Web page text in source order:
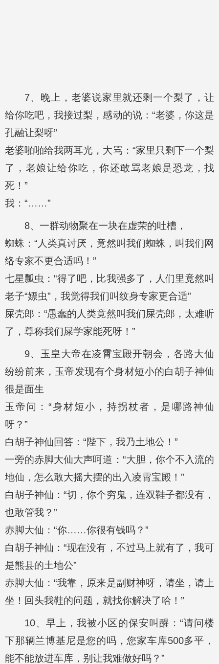
7、晚上，老婆说家里就还剩一个梨了，让
给你吃吧，我接过梨，感动的说：“老婆，你这是
孔融让梨呀”
老婆啪啪给我两耳光，大骂：“家里只剩下一个梨
了，老娘让给你吃，你还敢骂老娘是恐龙，找
死！”
我：“……”
8、一群动物聚在一块在虚荣的吐槽，
蜘蛛：“人类真讨厌，竟然叫我们蜘蛛，叫我们网
络专家不更合适吗！”
七星瓢虫：“得了吧，比我强多了，人们里竟然叫
老子“嫖虫”，我觉得我们叫纹身专家更合适”
屎壳郎：“愚蠢的人类竟然叫我们屎壳郎，太难听
了，尊称我们屎学家能死呀！”
9、玉皇大帝在凌霄宝殿开朝会，各路大仙
纷纷前来，玉帝发现有个身材短小的白胡子神仙
很是面生
玉帝问：“身材短小，持拐杖者，是哪路神仙
呀？”
白胡子神仙回答：“陛下，我乃土地公！”
一旁的赤脚大仙大声呵道：“大胆，你个不入流的
地仙，怎么敢大摇大摆的出入凌霄宝殿！”
白胡子神仙：“切，你个穷鬼，连双鞋子都没有，
也敢管我？”
赤脚大仙：“你……你很有钱吗？”
白胡子神仙：“现在没有，不过马上就有了，我可
是熊县的土地公”
赤脚大仙：“我靠，原来是副财神呀，请坐，请上
坐！回头我鞋的问题，就找你解决了哈！”
10、早上，我被小区的保安叫醒：“请问楼
下那辆兰博基尼是您的吗，您家车库500多平，
能不能放进车库，别让我难做好吗？”